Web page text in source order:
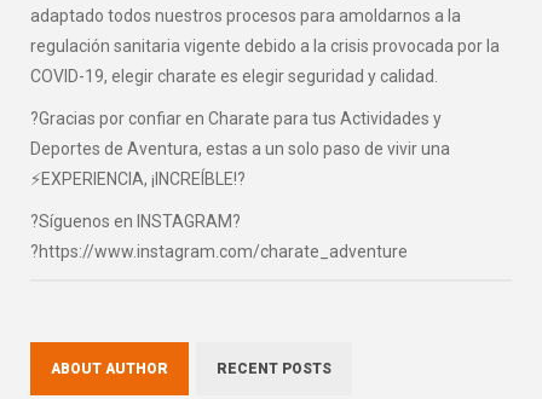
adaptado todos nuestros procesos para amoldarnos a la
regulación sanitaria vigente debido a la crisis provocada por la
COVID-19, elegir charate es elegir seguridad y calidad.
?Gracias por confiar en Charate para tus Actividades y
Deportes de Aventura, estas a un solo paso de vivir una
⚡EXPERIENCIA, ¡INCREÍBLE!?
?Síguenos en INSTAGRAM?
?https://www.instagram.com/charate_adventure
ABOUT AUTHOR RECENT POSTS